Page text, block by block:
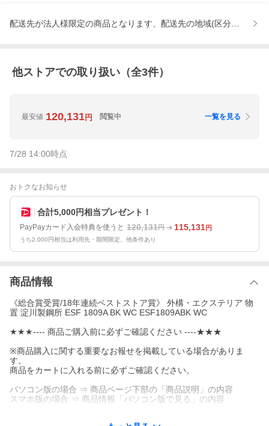
配送先が法人様限定の商品となります、配送先の地域(区分A)、配
他ストアでの取り扱い（全3件）
最安値 120,131円 閲覧中 一覧を見る
7/28 14:00時点
おトクなお知らせ
合計5,000円相当プレゼント！
PayPayカード入会特典を使うと 120,131円 115,131円
うち2,000円相当は利用先・期間限定。他条件あり
商品情報
《総合賞受賞/18年連続ベストストア賞》 外構・エクステリア 物
置 淀川製鋼所 ESF 1809A BK WC ESF1809ABK WC
★★★---- 商品ご購入前に必ずご確認ください ----★★★
※商品購入に関する重要なお報せを掲載している場合がありま
す。
商品をカートに入れる前に必ずご確認ください。
パソコン版の場合 ⇒ 商品ページ下部の「商品説明」の内容
スマホ版の場合 ⇒ 商品情報「パソコン版で見る」の内容